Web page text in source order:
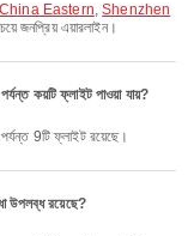
China Eastern,Shenzhen
জনপ্রিয় এয়ারলাইন।
কয়টি ফ্লাইট পাওয়া যায়?
পর্যন্ত 9টি ফ্লাইট রয়েছে।
উপলব্ধ রয়েছে?